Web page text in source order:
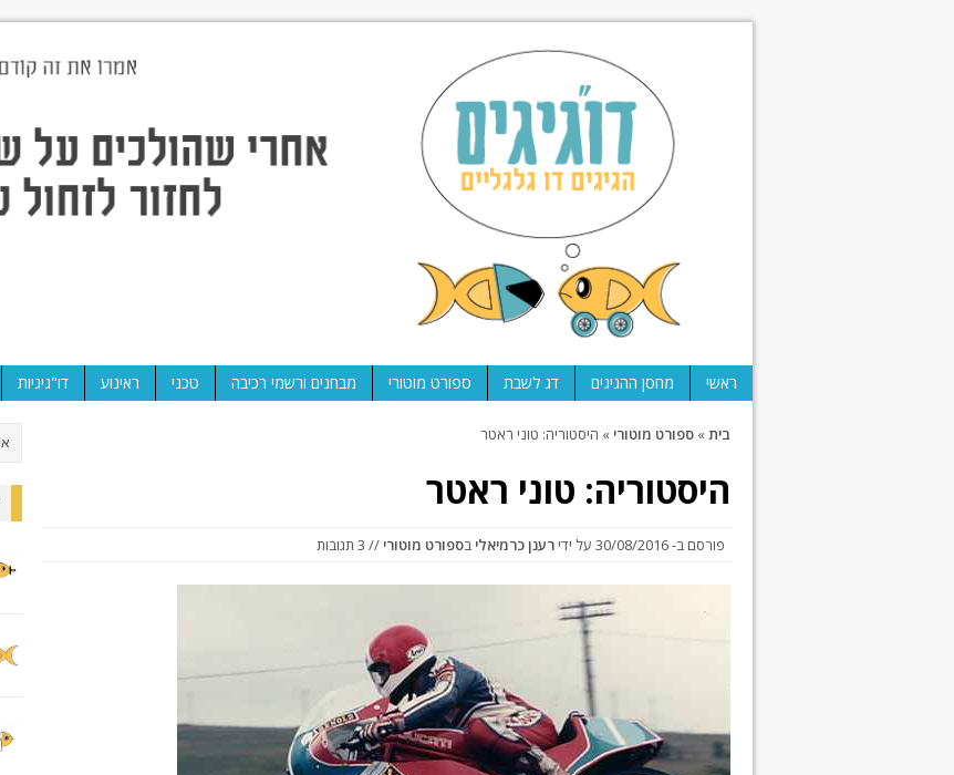
ראשי מחסן ההגיגים דג לשבת ספורט מוטורי מבחנים ורשמי רכיבה טכני ראינוע דו"גיגיות
בית» ספורט מוטורי » היסטוריה: טוני ראטר
היסטוריה: טוני ראטר
פורסם ב-30/08/2016 על ידי רענן כרמיאלי בספורט מוטורי // 3 תגובות